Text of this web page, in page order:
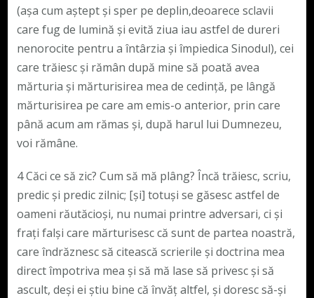
(așa cum aștept și sper pe deplin,deoarece sclavii
care fug de lumină și evită ziua iau astfel de dureri
nenorocite pentru a întârzia și împiedica Sinodul), cei
care trăiesc și rămân după mine să poată avea
mărturia și mărturisirea mea de cedință, pe lângă
mărturisirea pe care am emis-o anterior, prin care
până acum am rămas și, după harul lui Dumnezeu,
voi rămâne.
4 Căci ce să zic? Cum să mă plâng? Încă trăiesc, scriu,
predic și predic zilnic; [și] totuși se găsesc astfel de
oameni răutăcioși, nu numai printre adversari, ci și
frați falși care mărturisesc că sunt de partea noastră,
care îndrăznesc să citească scrierile și doctrina mea
direct împotriva mea și să mă lase să privesc și să
ascult, deși ei știu bine că învăț altfel, și doresc să-și